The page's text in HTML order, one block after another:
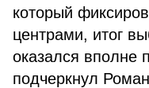
который
центрами, итог
оказался
подчеркнул